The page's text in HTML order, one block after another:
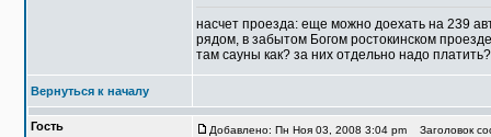
насчет проезда: еще можно доехать на 239
рядом, в забытом Богом ростокинском
там сауны как? за них отдельно надо
Вернуться к началу
Гость Добавлено: Пн Ноя 03, 2008 3:04 pm Заголовок